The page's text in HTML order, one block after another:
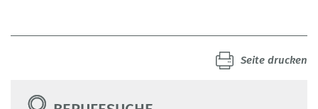
Seite drucken